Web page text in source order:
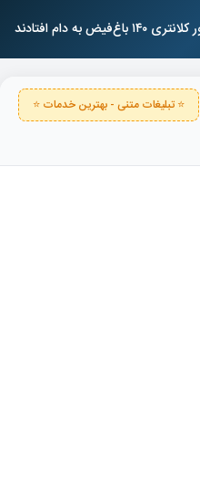
به دام افتادند
⭐ تبلیغات متنی - بهترین خدمات ⭐